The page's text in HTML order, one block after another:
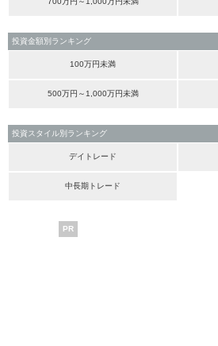
投資金額別ランキング
100万円未満
500万円～1,000万円未満
投資スタイル別ランキング
デイトレード
中長期トレード
PR